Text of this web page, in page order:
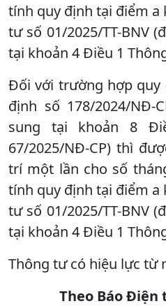
tính quy định tại điểm a
tư số 01/2025/TT-BNV
tại khoản 4 Điều 1
Đối với trường hợp quy
định số 178/2024/NĐ-
sung tại khoản 8
67/2025/NĐ-CP) thì
trí một lần cho số
tính quy định tại điểm a
tư số 01/2025/TT-BNV
tại khoản 4 Điều 1
Thông tư có hiệu lực từ
Theo Báo Điện